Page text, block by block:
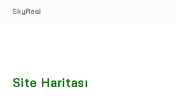
SkyReal
Site Haritası